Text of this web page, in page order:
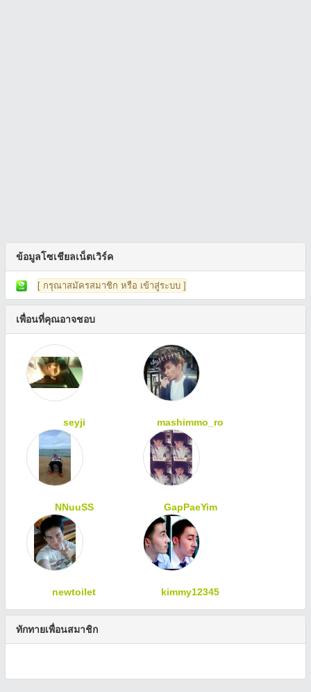
ข้อมูลโซเชียลเน็ตเวิร์ค
[ กรุณาสมัครสมาชิก หรือ เข้าสู่ระบบ ]
เพื่อนที่คุณอาจชอบ
seyji mashimmo_ro
NNuuSS GapPaeYim
newtoilet kimmy12345
ทักทายเพื่อนสมาชิก